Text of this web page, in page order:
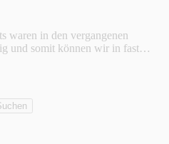
waren in den vergangenen
und somit können wir in fast…